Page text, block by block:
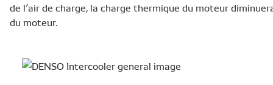
de l’air de charge, la charge thermique du moteur
du moteur.